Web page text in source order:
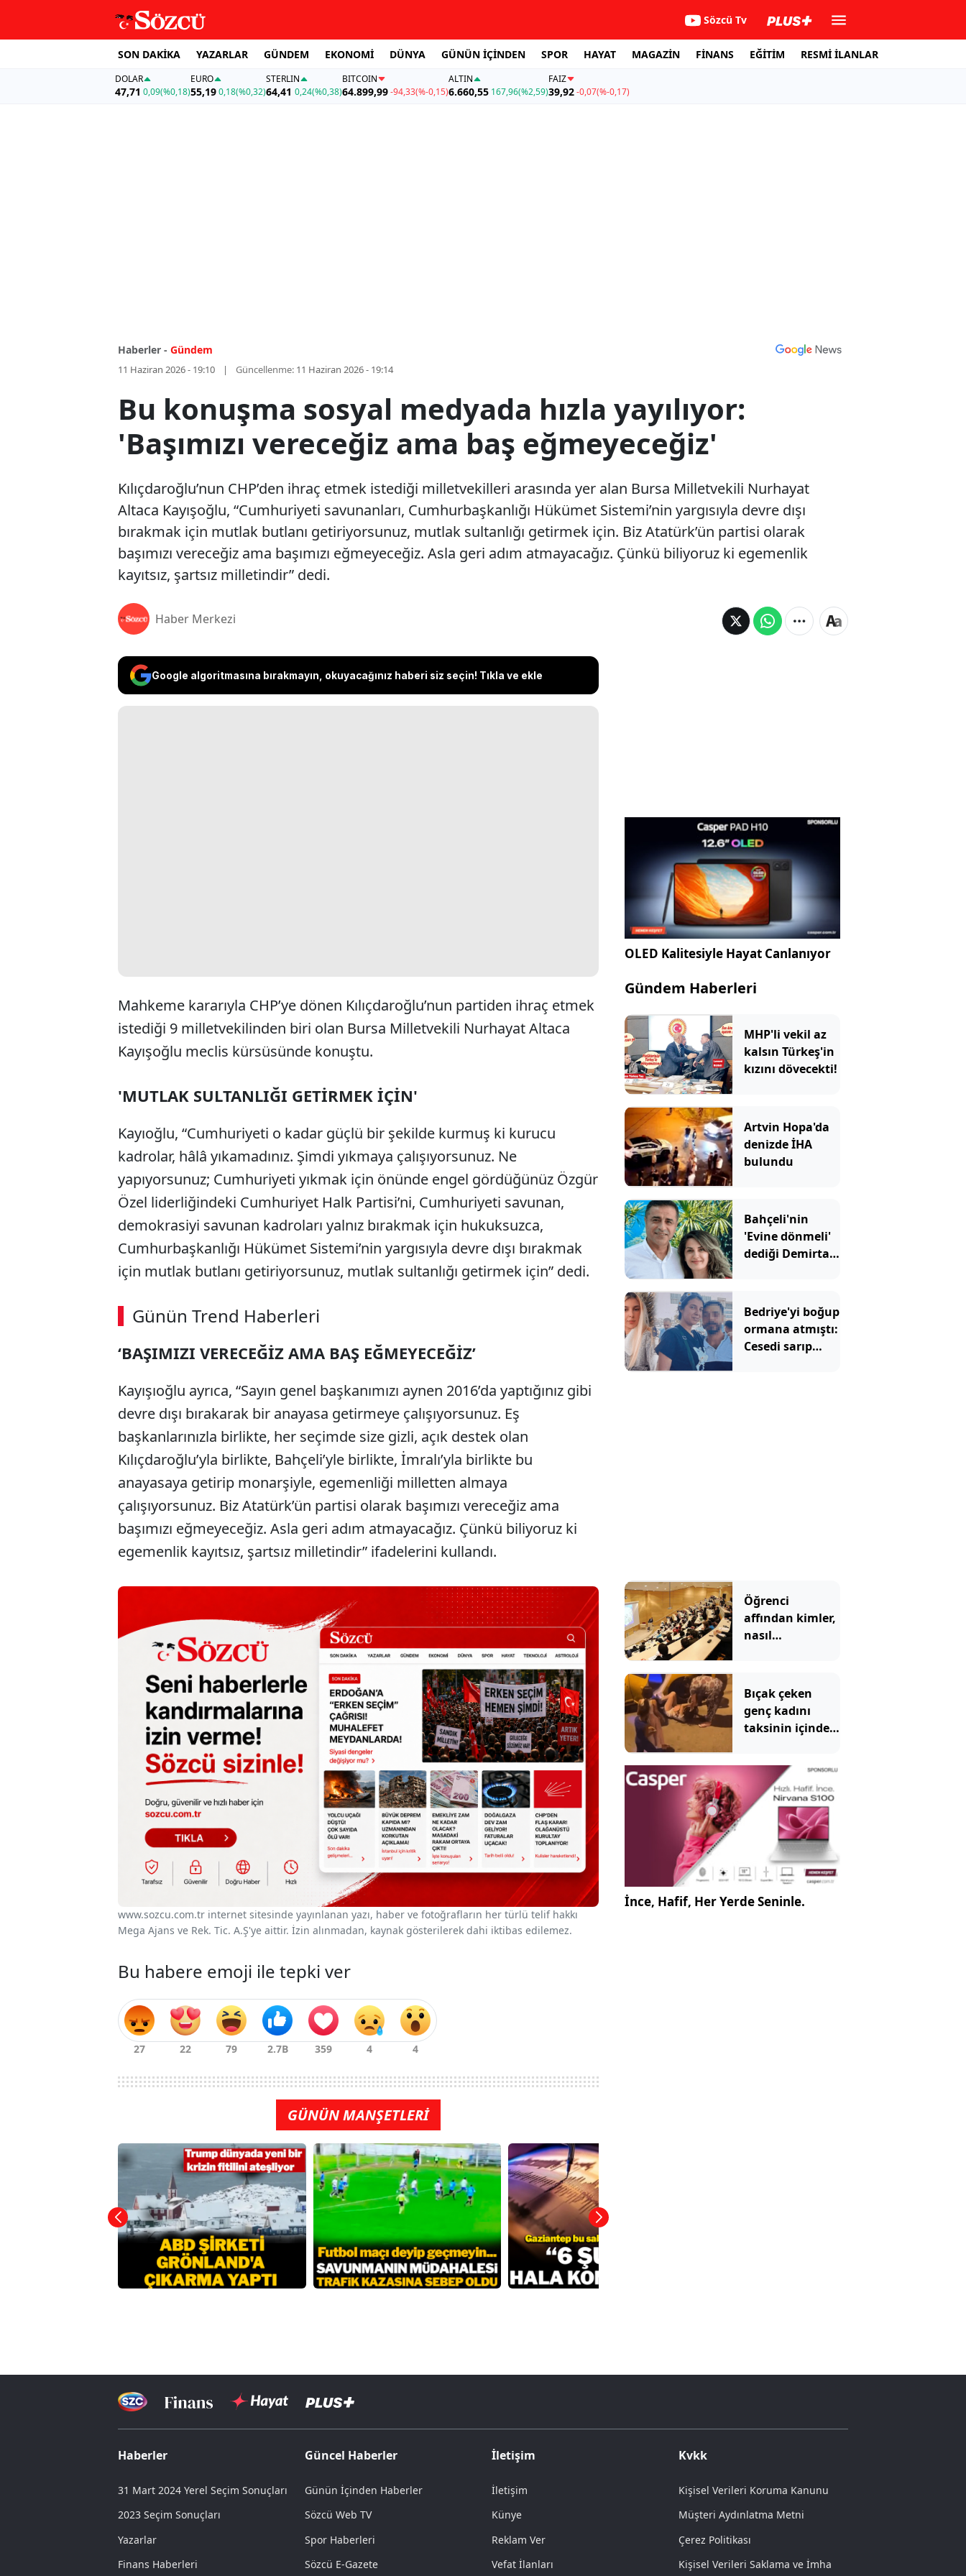
Sözcü Tv
SON DAKİKA YAZARLAR GÜNDEM EKONOMİ DÜNYA GÜNÜN İÇİNDEN SPOR HAYAT MAGAZİN FİNANS EĞİTİM RESMİ İLANLAR
DOLAR
47,71 0,09(%0,18)
EURO
55,19 0,18(%0,32)
STERLIN
64,41 0,24(%0,38)
BITCOIN
64.899,99-94,33(%-0,15)
ALTIN
6.660,55 167,96(%2,59)
FAİZ
39,92-0,07(%-0,17)
Haberler - Gündem
11 Haziran 2026 - 19:10 Güncellenme: 11 Haziran 2026 - 19:14
Bu konuşma sosyal medyada hızla yayılıyor:
'Başımızı vereceğiz ama baş eğmeyeceğiz'
Kılıçdaroğlu’nun CHP’den ihraç etmek istediği milletvekilleri arasında yer alan Bursa Milletvekili Nurhayat
Altaca Kayışoğlu, “Cumhuriyeti savunanları, Cumhurbaşkanlığı Hükümet Sistemi’nin yargısıyla devre dışı
bırakmak için mutlak butlanı getiriyorsunuz, mutlak sultanlığı getirmek için. Biz Atatürk’ün partisi olarak
başımızı vereceğiz ama başımızı eğmeyeceğiz. Asla geri adım atmayacağız. Çünkü biliyoruz ki egemenlik
kayıtsız, şartsız milletindir” dedi.
Haber Merkezi
Google algoritmasına bırakmayın, okuyacağınız haberi siz seçin! Tıkla ve ekle
Mahkeme kararıyla CHP’ye dönen Kılıçdaroğlu’nun partiden ihraç etmek
istediği 9 milletvekilinden biri olan Bursa Milletvekili Nurhayat Altaca
Kayışoğlu meclis kürsüsünde konuştu.
'MUTLAK SULTANLIĞI GETİRMEK İÇİN'
Kayıoğlu, “Cumhuriyeti o kadar güçlü bir şekilde kurmuş ki kurucu
kadrolar, hâlâ yıkamadınız. Şimdi yıkmaya çalışıyorsunuz. Ne
yapıyorsunuz; Cumhuriyeti yıkmak için önünde engel gördüğünüz Özgür
Özel liderliğindeki Cumhuriyet Halk Partisi’ni, Cumhuriyeti savunan,
demokrasiyi savunan kadroları yalnız bırakmak için hukuksuzca,
Cumhurbaşkanlığı Hükümet Sistemi’nin yargısıyla devre dışı bırakmak
için mutlak butlanı getiriyorsunuz, mutlak sultanlığı getirmek için” dedi.
Günün Trend Haberleri
‘BAŞIMIZI VERECEĞİZ AMA BAŞ EĞMEYECEĞİZ’
Kayışıoğlu ayrıca, “Sayın genel başkanımızı aynen 2016’da yaptığınız gibi
devre dışı bırakarak bir anayasa getirmeye çalışıyorsunuz. Eş
başkanlarınızla birlikte, her seçimde size gizli, açık destek olan
Kılıçdaroğlu’yla birlikte, Bahçeli’yle birlikte, İmralı’yla birlikte bu
anayasaya getirip monarşiyle, egemenliği milletten almaya
çalışıyorsunuz. Biz Atatürk’ün partisi olarak başımızı vereceğiz ama
başımızı eğmeyeceğiz. Asla geri adım atmayacağız. Çünkü biliyoruz ki
egemenlik kayıtsız, şartsız milletindir” ifadelerini kullandı.
www.sozcu.com.tr internet sitesinde yayınlanan yazı, haber ve fotoğrafların her türlü telif hakkı
Mega Ajans ve Rek. Tic. A.Ş'ye aittir. İzin alınmadan, kaynak gösterilerek dahi iktibas edilemez.
Bu habere emoji ile tepki ver
GÜNÜN MANŞETLERİ
OLED Kalitesiyle Hayat Canlanıyor
Gündem Haberleri
MHP'li vekil az
kalsın Türkeş'in
kızını dövecekti!
Artvin Hopa'da
denizde İHA
bulundu
Bahçeli'nin
'Evine dönmeli'
dediği Demirtaş
şaşırtan sözler
Bedriye'yi boğup
ormana atmıştı:
Cesedi sarıp
Öğrenci
affından kimler,
nasıl
Bıçak çeken
genç kadını
taksinin içinde
sürüklediler
İnce, Hafif, Her Yerde Seninle.
Haberler
31 Mart 2024 Yerel Seçim Sonuçları
2023 Seçim Sonuçları
Yazarlar
Finans Haberleri
Güncel Haberler
Günün İçinden Haberler
Sözcü Web TV
Spor Haberleri
Sözcü E-Gazete
İletişim
İletişim
Künye
Reklam Ver
Vefat İlanları
Kvkk
Kişisel Verileri Koruma Kanunu
Müşteri Aydınlatma Metni
Çerez Politikası
Kişisel Verileri Saklama ve İmha